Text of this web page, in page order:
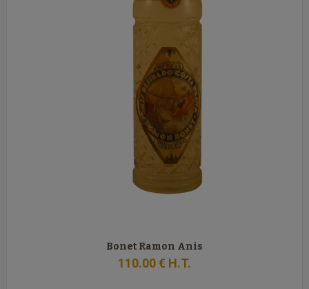
Bonet Ramon Anis
110.00€ H.T.